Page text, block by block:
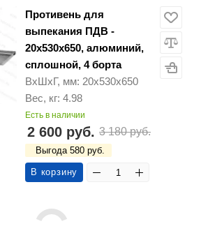
Противень для
выпекания ПДВ -
20х530х650, алюминий,
сплошной, 4 борта
ВхШхГ, мм: 20х530х650
Вес, кг: 4.98
Есть в наличии
2 600 руб. 3 180 руб.
Выгода 580 руб.
В корзину